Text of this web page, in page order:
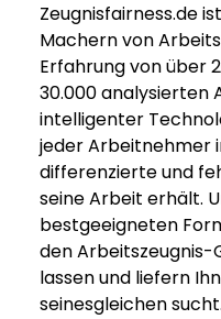
Zeugnisfairness.de
Machern von
Erfahrung von über
30.000 analysierten
intelligenter
jeder Arbeitnehmer
differenzierte und
seine Arbeit erhält.
bestgeeigneten
den
lassen und liefern
seinesgleichen sucht.